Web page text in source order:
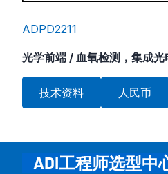
ADPD2211
光学前端 / 血氧检测，集成光
技术资料 人民币
ADI工程师选型中